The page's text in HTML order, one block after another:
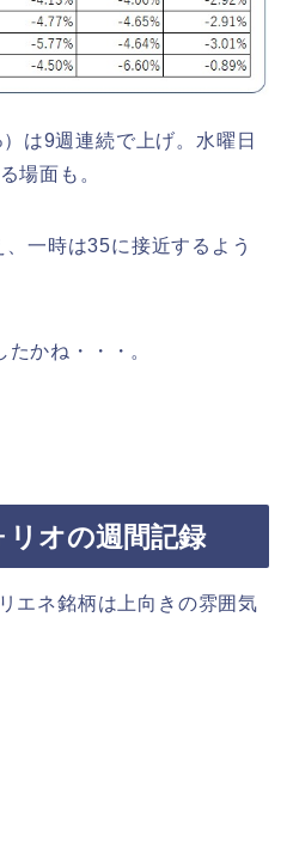
は9週連続で上げ。水曜日
場面も。
一時は35に接近するよう
かね・・・。
オの週間記録
エネ銘柄は上向きの雰囲気